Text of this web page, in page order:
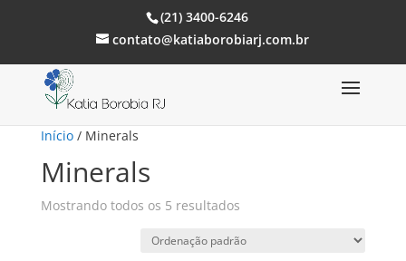
(21) 3400-6246
contato@katiaborobiarj.com.br
Início/ Minerals
Minerals
Mostrando todos os 5 resultados